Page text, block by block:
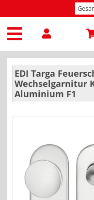
EDI Targa
Wechselgarnitur
Aluminium F1